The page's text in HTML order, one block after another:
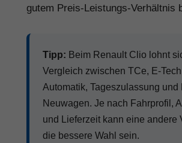
gutem Preis-Leistungs-Verhältnis
Tipp: Beim Renault Clio lohnt
Vergleich zwischen TCe, E-
Automatik, Tageszulassung und
Neuwagen. Je nach Fahrprofil,
und Lieferzeit kann eine andere
die bessere Wahl sein.